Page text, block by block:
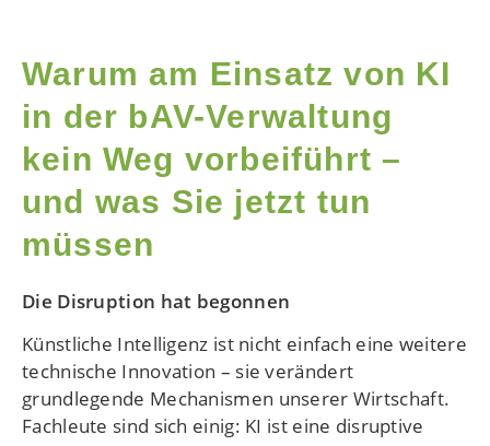
Warum am Einsatz von KI
in der bAV-Verwaltung
kein Weg vorbeiführt –
und was Sie jetzt tun
müssen
Die Disruption hat begonnen
Künstliche Intelligenz ist nicht einfach eine weitere
technische Innovation – sie verändert
grundlegende Mechanismen unserer Wirtschaft.
Fachleute sind sich einig: KI ist eine disruptive